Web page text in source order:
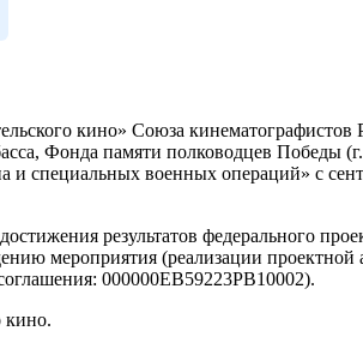
кино» Союза кинематографистов
Фонда памяти полководцев Победы
и специальных военных операций» с
результатов федерального
мероприятия (реализации проектной
000000ЕВ59223РВ10002).
кино.